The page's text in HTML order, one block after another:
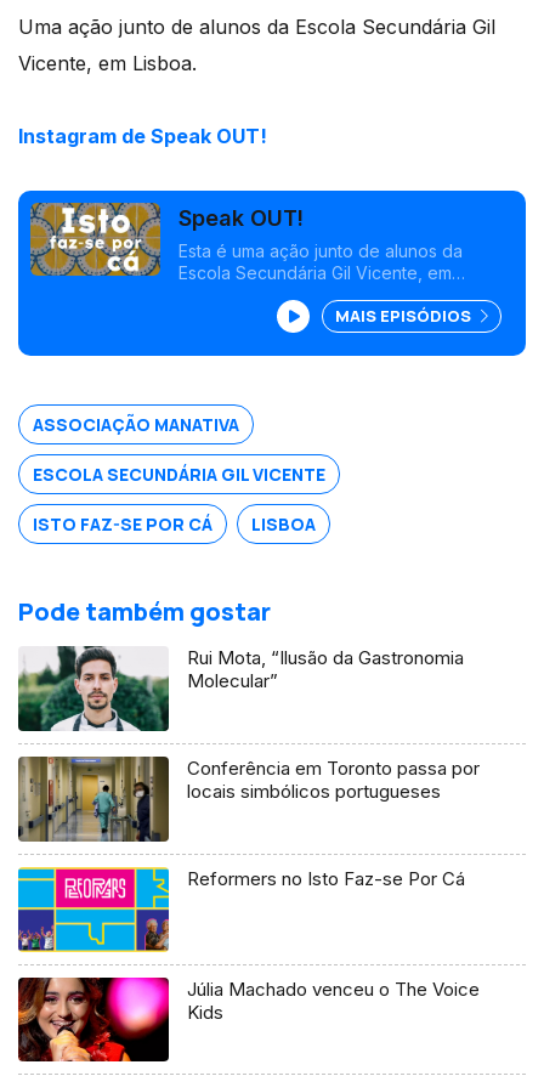
Uma ação junto de alunos da Escola Secundária Gil
Vicente, em Lisboa.
Instagram de Speak OUT!
Speak OUT!
Esta é uma ação junto de alunos da
Escola Secundária Gil Vicente, em
Manativa, com o objetivo de capacitar
jovens para uma cidadania mais ativa e
participativa.
MAIS EPISÓDIOS
ASSOCIAÇÃO MANATIVA
ESCOLA SECUNDÁRIA GIL VICENTE
ISTO FAZ-SE POR CÁ LISBOA
Pode também gostar
Rui Mota, “Ilusão da Gastronomia
Molecular”
Conferência em Toronto passa por
locais simbólicos portugueses
Reformers no Isto Faz-se Por Cá
Júlia Machado venceu o The Voice
Kids